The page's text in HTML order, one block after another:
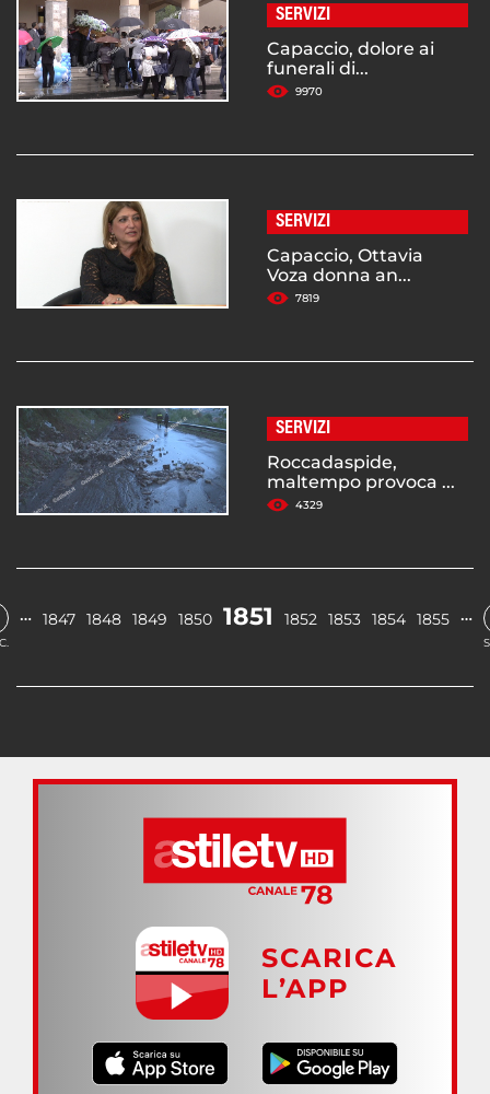
SERVIZI
Capaccio, dolore ai
funerali di...
9970
SERVIZI
Capaccio, Ottavia
Voza donna an...
7819
SERVIZI
Roccadaspide,
maltempo provoca ...
4329
… 1847 1848 1849 1850 1851 1852 1853 1854 1855 …
SCARICA
L’APP